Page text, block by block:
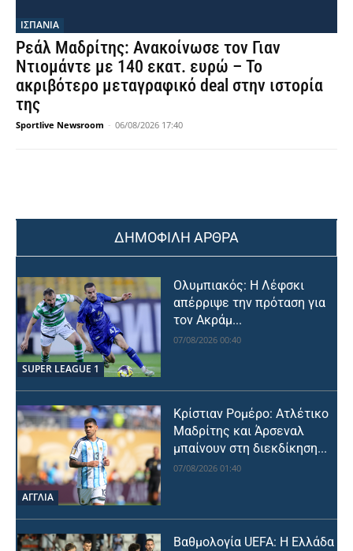
ΙΣΠΑΝΙΑ
Ρεάλ Μαδρίτης: Ανακοίνωσε τον Γιαν
Ντιομάντε με 140 εκατ. ευρώ – Το
ακριβότερο μεταγραφικό deal στην ιστορία
της
Sportlive Newsroom - 06/08/2026 17:40
ΔΗΜΟΦΙΛΗ ΑΡΘΡΑ
SUPER LEAGUE 1
Ολυμπιακός: Η Λέφσκι
απέρριψε την πρόταση για
τον Ακράμ...
07/08/2026 00:40
ΑΓΓΛΙΑ
Κρίστιαν Ρομέρο: Ατλέτικο
Μαδρίτης και Άρσεναλ
μπαίνουν στη διεκδίκηση...
07/08/2026 01:40
Βαθμολογία UEFA: Η Ελλάδα